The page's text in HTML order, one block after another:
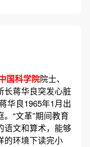
国科学院院士、
长蒋华良突发心脏
华良1965年1月出
“文革”期间教育
语文和算术，能够
的环境下读完小